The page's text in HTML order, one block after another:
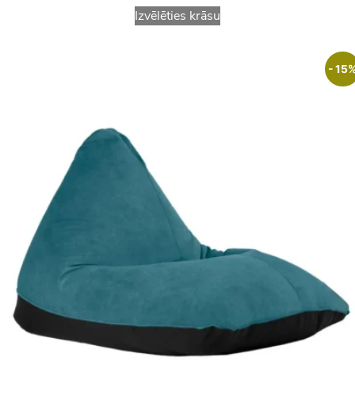
Izvēlēties krāsu
-